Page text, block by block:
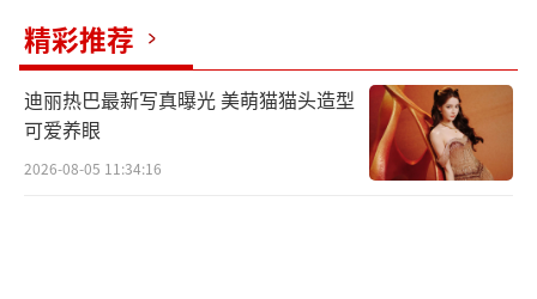
精彩推荐
迪丽热巴最新写真曝光 美萌猫猫头造型
可爱养眼
2026-08-05 11:34:16